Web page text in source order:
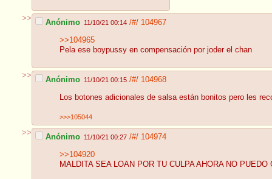
>> Anónimo 11/10/21 00:14 /#/ 104967
>>104965
Pela ese boypussy en compensación por joder el chan
>> Anónimo 11/10/21 00:15 /#/ 104968
Los botones adicionales de salsa están bonitos pero les
>>>105044
>> Anónimo 11/10/21 00:27 /#/ 104974
>>104920
MALDITA SEA LOAN POR TU CULPA AHORA NO